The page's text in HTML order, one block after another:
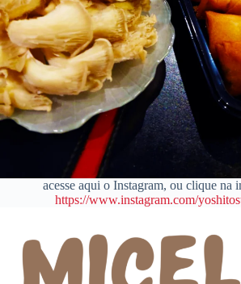
acesse aqui o Instagram, ou clique na
https://www.instagram.com/